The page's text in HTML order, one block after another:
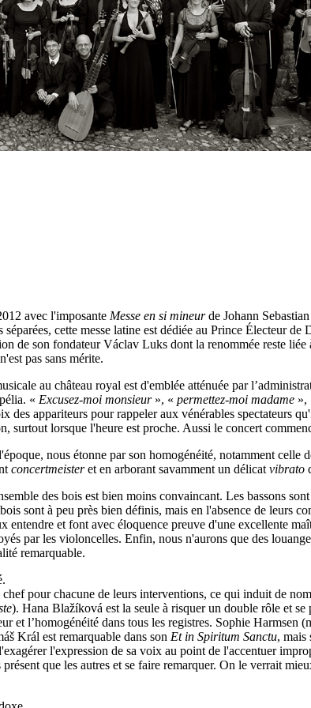
avec l'imposante Messe en si mineurde Johann
cette messe latine est dédiée au Prince Électeur
de son fondateur Václav Luks dont la renommée reste
pas sans mérite.
au château royal est d'emblée atténuée par
« Excusez-moi monsieur», « permettez-moi madame »,
des appariteurs pour rappeler aux vénérables spectateurs
surtout lorsque l'heure est proche. Aussi le concert
nous étonne par son homogénéité, notamment
concertmeisteret en arborant savamment un délicat vibrato
des bois est bien moins convaincant. Les bassons
sont à peu près bien définis, mais en l'absence de leurs
entendre et font avec éloquence preuve d'une excellente
par les violoncelles. Enfin, nous n'aurons que des
remarquable.
pour chacune de leurs interventions, ce qui induit de
). Hana Blažíková est la seule à risquer un double rôle et
et l’homogénéité dans tous les registres. Sophie Harmsen
Král est remarquable dans son Et in Spiritum Sanctu, mais
l'expression de sa voix au point de l'accentuer
que les autres et se faire remarquer. On le verrait